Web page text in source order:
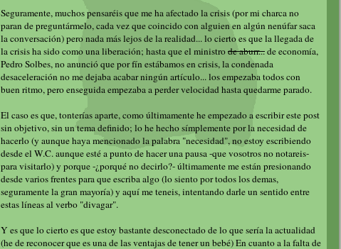
Seguramente, muchos pensaréis que me ha afectado la crisis (por mi charca no
paran de preguntármelo, cada vez que coincido con alguien en algún nenúfar saca
la conversación) pero nada más lejos de la realidad... lo cierto es que la llegada de
la crisis ha sido como una liberación; hasta que el ministrode aburr...de economía,
Pedro Solbes, no anunció que por fín estábamos en crisis, la condenada
desaceleración no me dejaba acabar ningún artículo... los empezaba todos con
buen ritmo, pero enseguida empezaba a perder velocidad hasta quedarme parado.
El caso es que, tonterías aparte, como últimamente he empezado a escribir este post
sin objetivo, sin un tema definido; lo he hecho símplemente por la necesidad de
hacerlo (y aunque haya mencionado la palabra "necesidad", no estoy escribiendo
desde el W.C. aunque esté a punto de hacer una pausa -que vosotros no notareis-
para visitarlo) y porque -¿porqué no decirlo?- últimamente me están presionando
desde varios frentes para que escriba algo (lo siento por todos los demas,
seguramente la gran mayoría) y aquí me teneis, intentando darle un sentido entre
estas líneas al verbo "divagar".
Y es que lo cierto es que estoy bastante desconectado de lo que sería la actualidad
(he de reconocer que es una de las ventajas de tener un bebé) En cuanto a la falta de